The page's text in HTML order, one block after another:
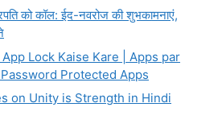
को कॉल: ईद-नवरोज की शुभकामनाएं,
Lock Kaise Kare | Apps par
Protected Apps
on Unity is Strength in Hindi